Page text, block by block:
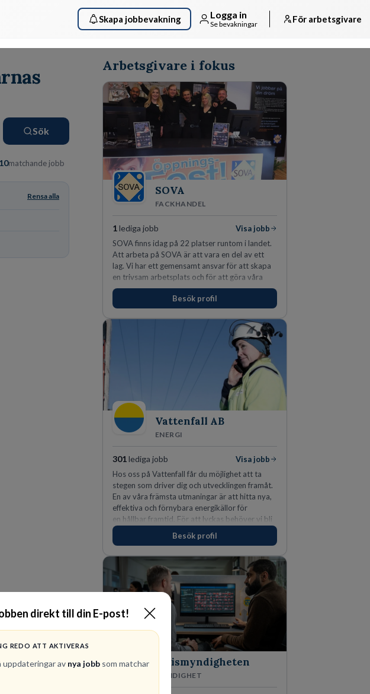
Skapa jobbevakning Logga in
Se bevakningar För arbetsgivare
direkt till din E-post!
REDO ATT AKTIVERAS
uppdateringar av nya jobb som matchar
Sök
10matchande jobb
Rensa alla
Arbetsgivare i fokus
SOVA
FACKHANDEL
1lediga jobb
Visa jobb
SOVA finns idag på 22 platser runtom i landet.
Att arbeta på SOVA är att vara en del av ett
lag. Vi har ett gemensamt ansvar för att skapa
en trivsam arbetsplats och för att göra våra
kunder nöjda. Som medarbetare hos oss
förväntas du visa engagemang, öppenhet,
ansvar och respekt.
Besök profil
Vattenfall AB
ENERGI
301lediga jobb
Visa jobb
Hos oss på Vattenfall får du möjlighet att ta
stegen som driver dig och utvecklingen framåt.
En av våra främsta utmaningar är att hitta nya,
effektiva och förnybara energikällor för
en hållbar framtid. För att lyckas behöver vi bli
fler medarbetare som vill göra skillnad.
Besök profil
Polismyndigheten
MYNDIGHET